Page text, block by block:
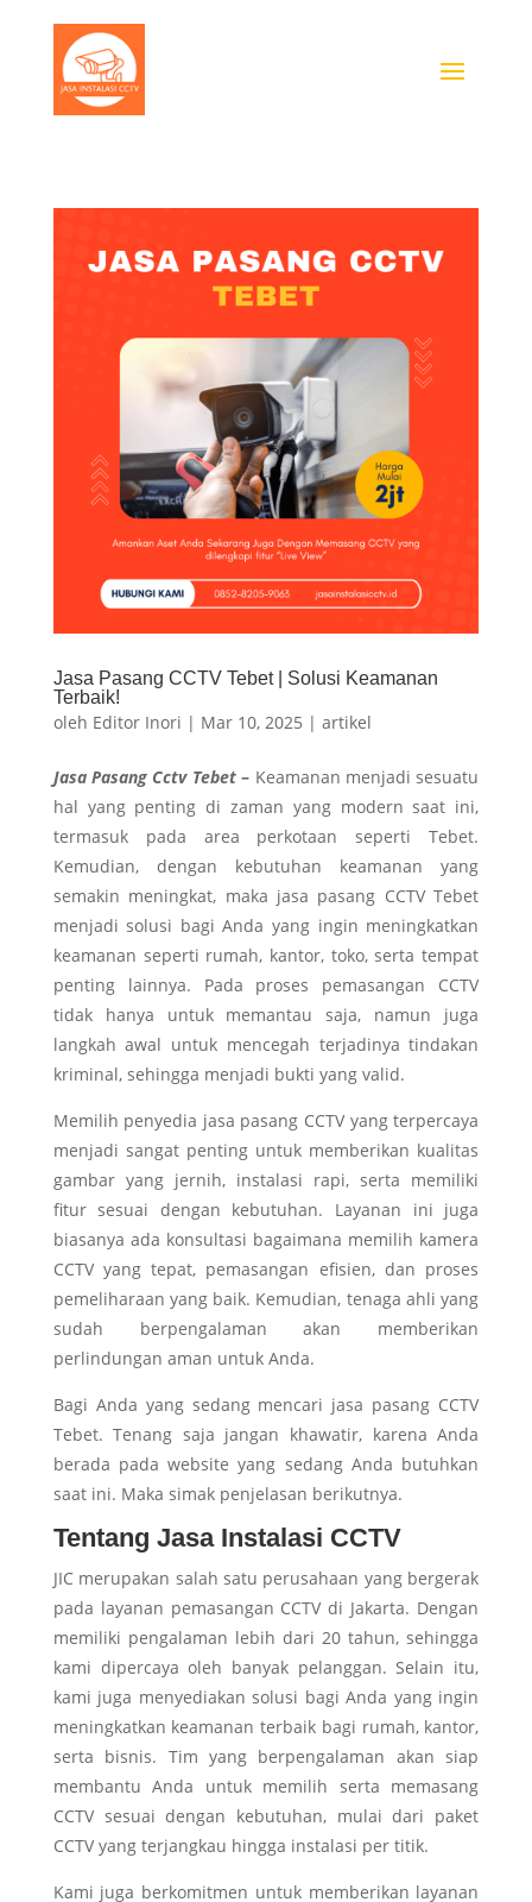
Jasa Pasang CCTV Tebet | Solusi Keamanan
Terbaik!
oleh Editor Inori | Mar 10, 2025 | artikel
Jasa Pasang Cctv Tebet– Keamanan menjadi sesuatu
hal yang penting di zaman yang modern saat ini,
termasuk pada area perkotaan seperti Tebet.
Kemudian, dengan kebutuhan keamanan yang
semakin meningkat, maka jasa pasang CCTV Tebet
menjadi solusi bagi Anda yang ingin meningkatkan
keamanan seperti rumah, kantor, toko, serta tempat
penting lainnya. Pada proses pemasangan CCTV
tidak hanya untuk memantau saja, namun juga
langkah awal untuk mencegah terjadinya tindakan
kriminal, sehingga menjadi bukti yang valid.
Memilih penyedia jasa pasang CCTV yang terpercaya
menjadi sangat penting untuk memberikan kualitas
gambar yang jernih, instalasi rapi, serta memiliki
fitur sesuai dengan kebutuhan. Layanan ini juga
biasanya ada konsultasi bagaimana memilih kamera
CCTV yang tepat, pemasangan efisien, dan proses
pemeliharaan yang baik. Kemudian, tenaga ahli yang
sudah berpengalaman akan memberikan
perlindungan aman untuk Anda.
Bagi Anda yang sedang mencari jasa pasang CCTV
Tebet. Tenang saja jangan khawatir, karena Anda
berada pada website yang sedang Anda butuhkan
saat ini. Maka simak penjelasan berikutnya.
Tentang Jasa Instalasi CCTV
JIC merupakan salah satu perusahaan yang bergerak
pada layanan pemasangan CCTV di Jakarta. Dengan
memiliki pengalaman lebih dari 20 tahun, sehingga
kami dipercaya oleh banyak pelanggan. Selain itu,
kami juga menyediakan solusi bagi Anda yang ingin
meningkatkan keamanan terbaik bagi rumah, kantor,
serta bisnis. Tim yang berpengalaman akan siap
membantu Anda untuk memilih serta memasang
CCTV sesuai dengan kebutuhan, mulai dari paket
CCTV yang terjangkau hingga instalasi per titik.
Kami juga berkomitmen untuk memberikan layanan